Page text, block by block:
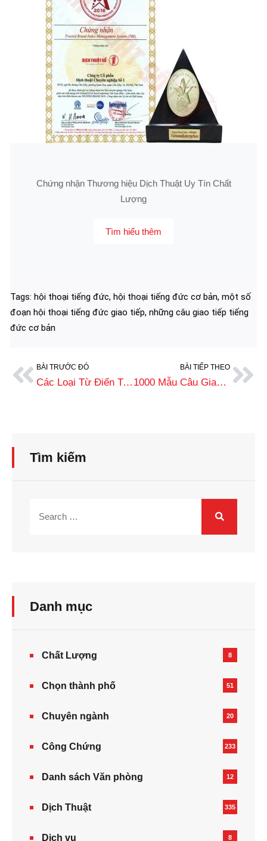
Chứng nhận Thương hiệu Dịch Thuật Uy Tín Chất
Lượng
Tìm hiểu thêm
Tags: hội thoại tiếng đức, hội thoại tiếng đức cơ bản, một số
đoạn hội thoại tiếng đức giao tiếp, những câu giao tiếp tiếng
đức cơ bản
BÀI TRƯỚC ĐÓ
Các Loại Từ Điển Tiếng Đức – Việt Thông Dụng Và Tốt Nhất
BÀI TIẾP THEO
1000 Mẫu Câu Giao Tiếp Tiếng Đức Cơ Bản Theo Chủ Đề
Tìm kiếm
Danh mục
Chất Lượng 8
Chọn thành phố 51
Chuyên ngành 20
Công Chứng 233
Danh sách Văn phòng 12
Dịch Thuật 335
Dịch vụ 8